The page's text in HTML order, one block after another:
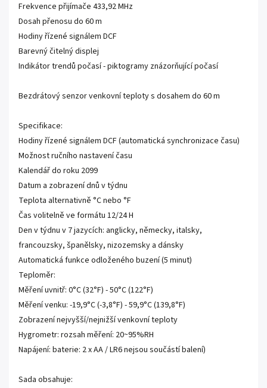
Frekvence přijímače 433,92 MHz
Dosah přenosu do 60 m
Hodiny řízené signálem DCF
Barevný čitelný displej
Indikátor trendů počasí - piktogramy znázorňující počasí
Bezdrátový senzor venkovní teploty s dosahem do 60 m
Specifikace:
Hodiny řízené signálem DCF (automatická synchronizace času)
Možnost ručního nastavení času
Kalendář do roku 2099
Datum a zobrazení dnů v týdnu
Teplota alternativně °C nebo °F
Čas volitelně ve formátu 12/24 H
Den v týdnu v 7 jazycích: anglicky, německy, italsky,
francouzsky, španělsky, nizozemsky a dánsky
Automatická funkce odloženého buzení (5 minut)
Teploměr:
Měření uvnitř: 0°C (32°F) - 50°C (122°F)
Měření venku: -19,9°C (-3,8°F) - 59,9°C (139,8°F)
Zobrazení nejvyšší/nejnižší venkovní teploty
Hygrometr: rozsah měření: 20~95%RH
Napájení: baterie: 2 x AA / LR6 nejsou součástí balení)
Sada obsahuje: